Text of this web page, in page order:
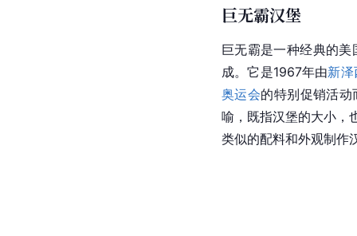
巨无霸汉堡
巨无霸是一种经典的
成。它是1967年由新泽
奥运会的特别促销活
喻，既指汉堡的大小，
类似的配料和外观制作